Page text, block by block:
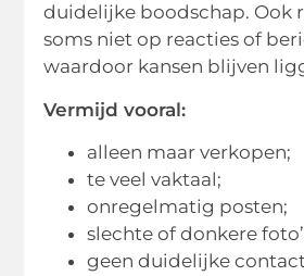
duidelijke boodschap. Ook
soms niet op reacties of
waardoor kansen blijven
Vermijd vooral:
alleen maar verkopen;
te veel vaktaal;
onregelmatig posten;
slechte of donkere
geen duidelijke